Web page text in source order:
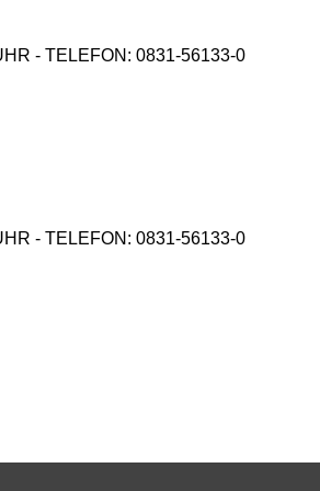
- TELEFON: 0831-56133-0
- TELEFON: 0831-56133-0